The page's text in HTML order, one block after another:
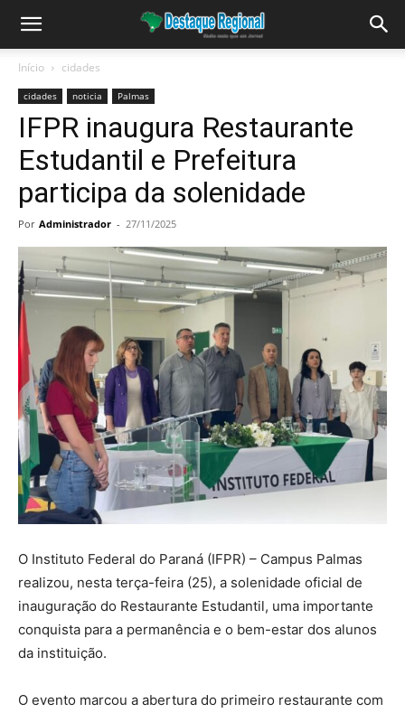
Início cidades
cidades noticia Palmas
IFPR inaugura Restaurante
Estudantil e Prefeitura
participa da solenidade
Por Administrador - 27/11/2025
O Instituto Federal do Paraná (IFPR) – Campus Palmas
realizou, nesta terça-feira (25), a solenidade oficial de
inauguração do Restaurante Estudantil, uma importante
conquista para a permanência e o bem-estar dos alunos
da instituição.
O evento marcou a abertura do primeiro restaurante com